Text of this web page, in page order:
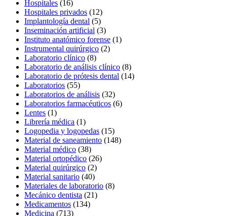
Hospitales (16)
Hospitales privados (12)
Implantología dental (5)
Inseminación artificial (3)
Instituto anatómico forense (1)
Instrumental quirúrgico (2)
Laboratorio clínico (8)
Laboratorio de análisis clínico (8)
Laboratorio de prótesis dental (14)
Laboratorios (55)
Laboratorios de análisis (32)
Laboratorios farmacéuticos (6)
Lentes (1)
Librería médica (1)
Logopedia y logopedas (15)
Material de saneamiento (148)
Material médico (38)
Material ortopédico (26)
Material quirúrgico (2)
Material sanitario (40)
Materiales de laboratorio (8)
Mecánico dentista (21)
Medicamentos (134)
Medicina (713)